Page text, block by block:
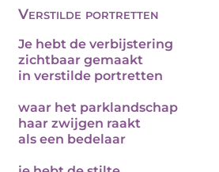
Verstilde portretten
Je hebt de verbijstering
zichtbaar gemaakt
in verstilde portretten
waar het parklandschap
haar zwijgen raakt
als een bedelaar